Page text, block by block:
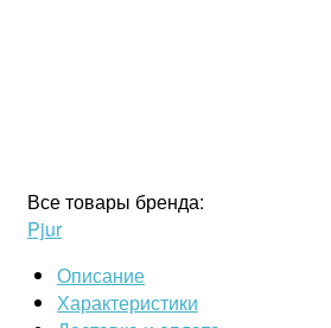
Все товары бренда:
Pjur
Описание
Характеристики